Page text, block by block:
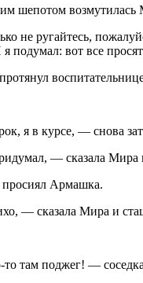
шепотом
не ругайтесь,
вот все
я в курсе, — снова
— сказала Мира
Армашка.
— сказала Мира и
там поджег! —